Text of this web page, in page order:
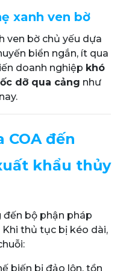
xanh ven bờ
ven bờ chủ yếu dựa
biển ngắn, ít qua
doanh nghiệp khó
dỡ qua cảng như
COA đến
khẩu thủy
đến bộ phận pháp
Khi thủ tục bị kéo dài,
biến bị đảo lộn, tồn